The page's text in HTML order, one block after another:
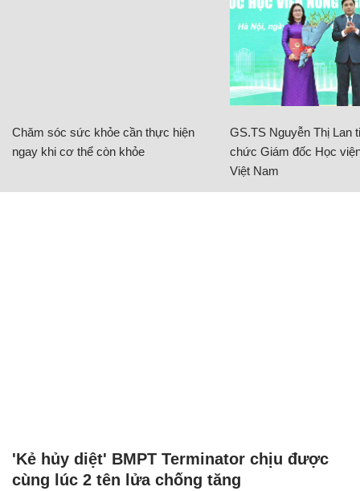
Chăm sóc sức khỏe cần thực hiện
ngay khi cơ thể còn khỏe
GS.TS Nguyễn Thị Lan
chức Giám đốc Học
Việt Nam
'Kẻ hủy diệt' BMPT Terminator chịu được
cùng lúc 2 tên lửa chống tăng